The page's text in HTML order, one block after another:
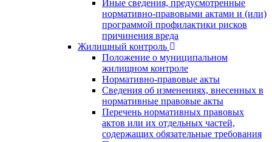
Иные сведения, предусмотренные
нормативно-правовыми актами и (или)
программой профилактики рисков
причинения вреда
Жилищный контроль
Положение о муниципальном
жилищном контроле
Нормативно-правовые акты
Сведения об изменениях, внесенных в
нормативные правовые акты
Перечень нормативных правовых
актов или их отдельных частей,
содержащих обязательные требования